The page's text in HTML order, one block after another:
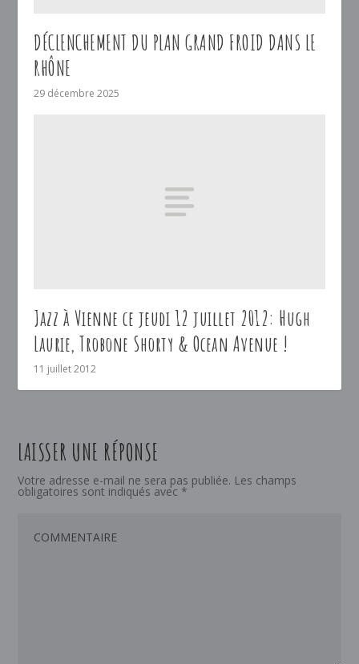
DÉCLENCHEMENT DU PLAN GRAND FROID DANS LE
RHÔNE
29 décembre 2025
Jazz à Vienne ce jeudi 12 juillet 2012: Hugh
Laurie, Trobone Shorty & Ocean Avenue !
11 juillet 2012
LAISSER UNE RÉPONSE
Votre adresse e-mail ne sera pas publiée. Les champs
obligatoires sont indiqués avec *